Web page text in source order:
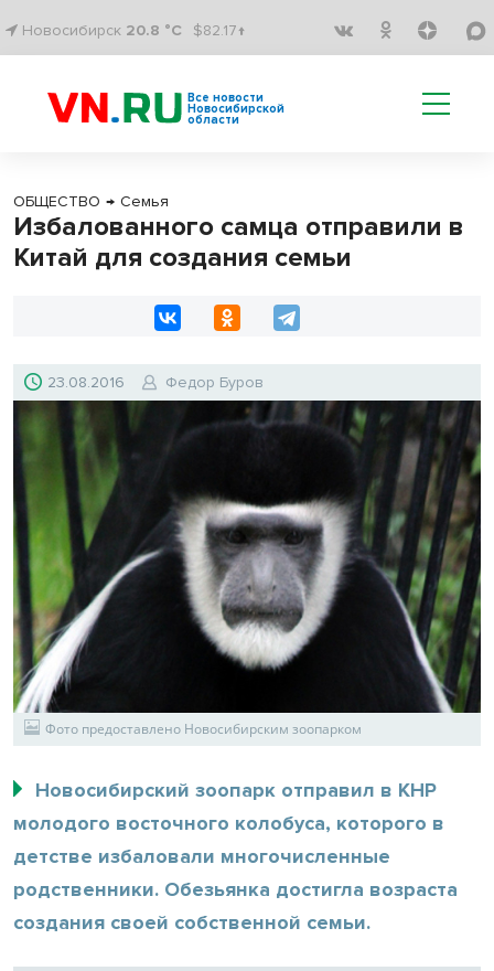
Новосибирск 20.8 °C $82.17↑
Все новости
Новосибирской
области
ОБЩЕСТВО → Семья
Избалованного самца отправили в
Китай для создания семьи
23.08.2016 Федор Буров
Фото предоставлено Новосибирским зоопарком
Новосибирский зоопарк отправил в КНР
молодого восточного колобуса, которого в
детстве избаловали многочисленные
родственники. Обезьянка достигла возраста
создания своей собственной семьи.